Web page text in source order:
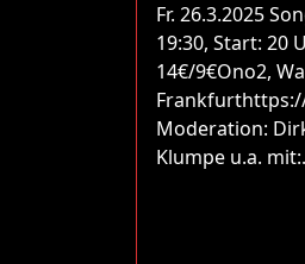
Fr. 26.3.2025
19:30, Start: 20
14€/9€Ono2,
Moderation:
Klumpe u.a.